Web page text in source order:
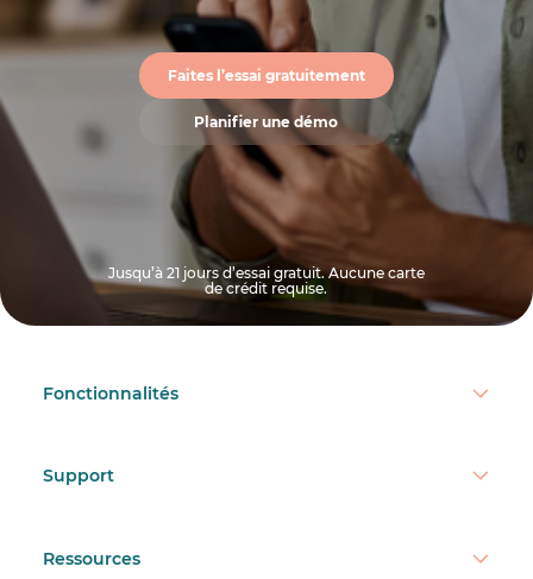
Faites l’essai gratuitement
Planifier une démo
Jusqu’à 21 jours d’essai gratuit. Aucune carte
de crédit requise.
Fonctionnalités
Support
Ressources